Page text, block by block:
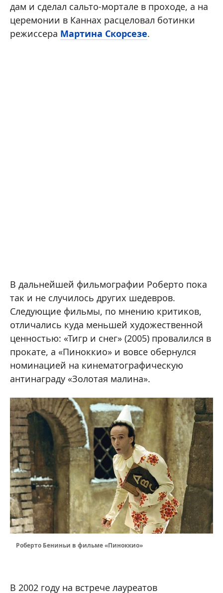
дам и сделал сальто-мортале в проходе, а на
церемонии в Каннах расцеловал ботинки
режиссера Мартина Скорсезе.
В дальнейшей фильмографии Роберто пока
так и не случилось других шедевров.
Следующие фильмы, по мнению критиков,
отличались куда меньшей художественной
ценностью: «Тигр и снег» (2005) провалился в
прокате, а «Пиноккио» и вовсе обернулся
номинацией на кинематографическую
антинаграду «Золотая малина».
Роберто Бениньи в фильме «Пиноккио»
В 2002 году на встрече лауреатов